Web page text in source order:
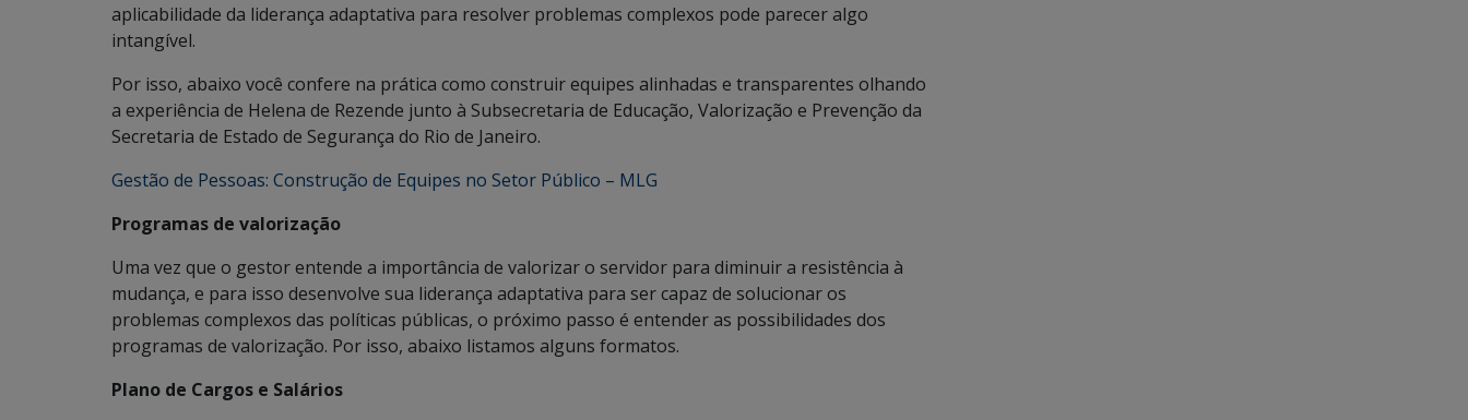
aplicabilidade da liderança adaptativa para resolver problemas complexos pode parecer algo
intangível.
Por isso, abaixo você confere na prática como construir equipes alinhadas e transparentes olhando
a experiência de Helena de Rezende junto à Subsecretaria de Educação, Valorização e Prevenção da
Secretaria de Estado de Segurança do Rio de Janeiro.
Gestão de Pessoas: Construção de Equipes no Setor Público – MLG
Programas de valorização
Uma vez que o gestor entende a importância de valorizar o servidor para diminuir a resistência à
mudança, e para isso desenvolve sua liderança adaptativa para ser capaz de solucionar os
problemas complexos das políticas públicas, o próximo passo é entender as possibilidades dos
programas de valorização. Por isso, abaixo listamos alguns formatos.
Plano de Cargos e Salários